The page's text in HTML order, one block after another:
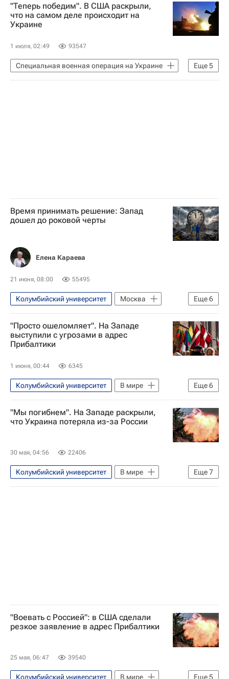
В мире
США
Европа
Мария Захарова
"Теперь победим". В США раскрыли,
что на самом деле происходит на
Украине
1 июля, 02:49 93547
Еще5
Специальная военная операция на Украине
В мире
Украина
Россия
Время принимать решение: Запад
дошел до роковой черты
Елена Караева
21 июня, 08:00 55495
Еще6
Колумбийский университет
Москва
Россия
Брюссель
НАТО
Евросовет
Атака ВСУ на автобус с детьми из Белоруссии
Аналитика
"Просто ошеломляет". На Западе
выступили с угрозами в адрес
Прибалтики
1 июня, 00:44 6345
Еще6
Колумбийский университет
В мире
Прибалтика
Балтия
Россия
Владимир Путин
НАТО Европа
"Мы погибнем". На Западе раскрыли,
что Украина потеряла из-за России
30 мая, 04:56 22406
Еще7
Колумбийский университет
В мире
Россия
Украина
"Воевать с Россией": в США сделали
резкое заявление в адрес Прибалтики
25 мая, 06:47 39540
Еще5
Колумбийский университет В мире